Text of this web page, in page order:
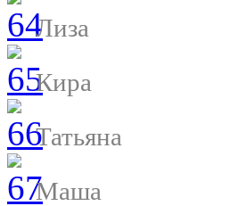
Лиза
Кира
Татьяна
Маша